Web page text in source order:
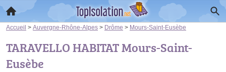
Accueil > Auvergne-Rhône-Alpes > Drôme > Mours-Saint-Eusèbe
TARAVELLO HABITAT Mours-Saint-
Eusèbe